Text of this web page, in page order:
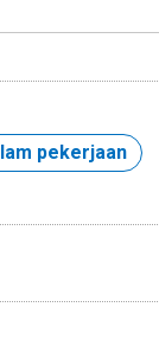
pekerjaan